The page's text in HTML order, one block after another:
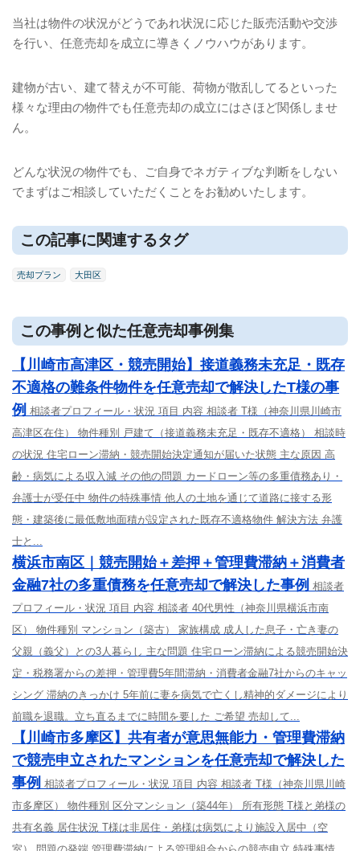
当社は物件の状況がどうであれ状況に応じた販売活動や交渉
を行い、任意売却を成立に導きくノウハウがあります。
建物が古い、建て替えが不可能、荷物が散乱してるといった
様々な理由の物件でも任意売却の成立にはさほど関係しませ
ん。
どんな状況の物件でも、ご自身でネガティブな判断をしない
でまずはご相談していただくことをお勧めいたします。
この記事に関連するタグ
売却プラン 大田区
この事例と似た任意売却事例集
【川崎市高津区・競売開始】接道義務未充足・既存
不適格の難条件物件を任意売却で解決したT様の事
例 相談者プロフィール・状況 項目 内容 相談者 T様（神奈川県川崎市
高津区在住） 物件種別 戸建て（接道義務未充足・既存不適格） 相談時
の状況 住宅ローン滞納・競売開始決定通知が届いた状態 主な原因 高
齢・病気による収入減 その他の問題 カードローン等の多重債務あり・
弁護士が受任中 物件の特殊事情 他人の土地を通じて道路に接する形
態・建築後に最低敷地面積が設定された既存不適格物件 解決方法 弁護
士と...
横浜市南区｜競売開始＋差押＋管理費滞納＋消費者
金融7社の多重債務を任意売却で解決した事例 相談者
プロフィール・状況 項目 内容 相談者 40代男性（神奈川県横浜市南
区） 物件種別 マンション（築古） 家族構成 成人した息子・亡き妻の
父親（義父）との3人暮らし 主な問題 住宅ローン滞納による競売開始決
定・税務署からの差押・管理費5年間滞納・消費者金融7社からのキャッ
シング 滞納のきっかけ 5年前に妻を病気で亡くし精神的ダメージにより
前職を退職。立ち直るまでに時間を要した ご希望 売却して...
【川崎市多摩区】共有者が意思無能力・管理費滞納
で競売申立されたマンションを任意売却で解決した
事例 相談者プロフィール・状況 項目 内容 相談者 T様（神奈川県川崎
市多摩区） 物件種別 区分マンション（築44年） 所有形態 T様と弟様の
共有名義 居住状況 T様は非居住・弟様は病気により施設入居中（空